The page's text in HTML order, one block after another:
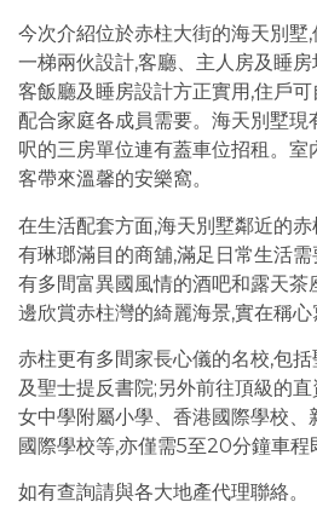
今次介紹位於赤柱大街的海天別墅,
一梯兩伙設計,客廳、主人房及睡
客飯廳及睡房設計方正實用,住戶
配合家庭各成員需要。海天別墅現
呎的三房單位連有蓋車位招租。室
客帶來溫馨的安樂窩。
在生活配套方面,海天別墅鄰近的
有琳瑯滿目的商舖,滿足日常生活
有多間富異國風情的酒吧和露天茶
邊欣賞赤柱灣的綺麗海景,實在稱心
赤柱更有多間家長心儀的名校,包
及聖士提反書院;另外前往頂級的
女中學附屬小學、香港國際學校、
國際學校等,亦僅需5至20分鐘車程
如有查詢請與各大地產代理聯絡。